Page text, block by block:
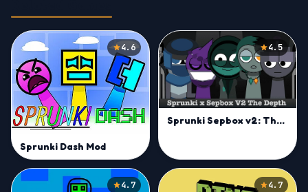
4.6
Sprunki Dash Mod
4.5
Sprunki Sepbox v2: The Depth
4.7 4.7